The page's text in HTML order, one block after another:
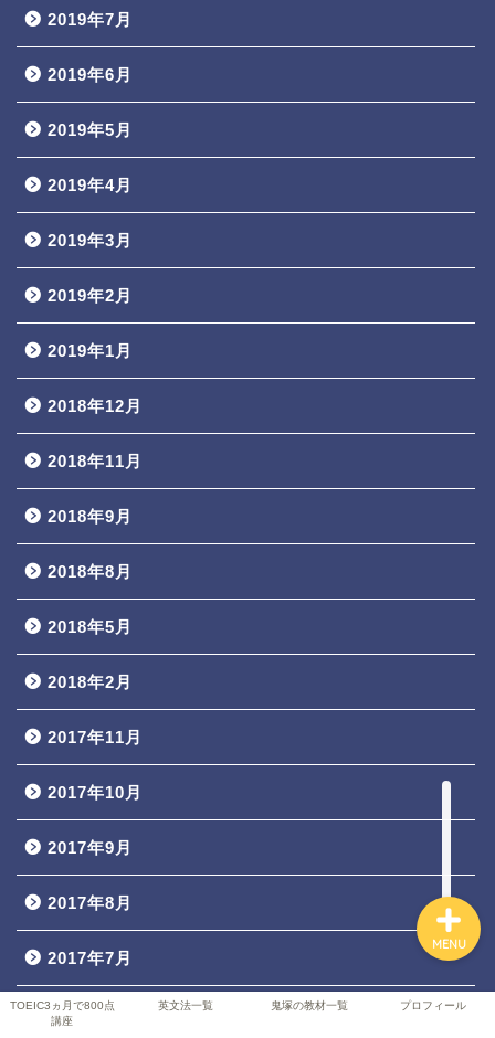
2019年7月
2019年6月
2019年5月
2019年4月
2019年3月
2019年2月
2019年1月
2018年12月
2018年11月
2018年9月
2018年8月
2018年5月
2018年2月
2017年11月
2017年10月
2017年9月
2017年8月
2017年7月
2017年6月
TOEIC3ヵ月で800点
講座
英文法一覧 鬼塚の教材一覧 プロフィール
MENU
プロフィール